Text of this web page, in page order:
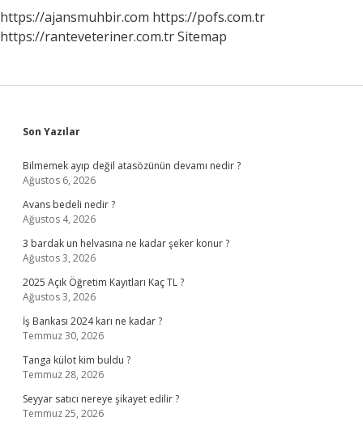
https://ajansmuhbir.com https://pofs.com.tr
https://ranteveteriner.com.trSitemap
Sidebar
Son Yazılar
Bilmemek ayıp değil atasözünün devamı nedir ?
Ağustos 6, 2026
Avans bedeli nedir ?
Ağustos 4, 2026
3 bardak un helvasına ne kadar şeker konur ?
Ağustos 3, 2026
2025 Açık Öğretim Kayıtları Kaç TL ?
Ağustos 3, 2026
İş Bankası 2024 karı ne kadar ?
Temmuz 30, 2026
Tanga külot kim buldu ?
Temmuz 28, 2026
Seyyar satıcı nereye şikayet edilir ?
Temmuz 25, 2026